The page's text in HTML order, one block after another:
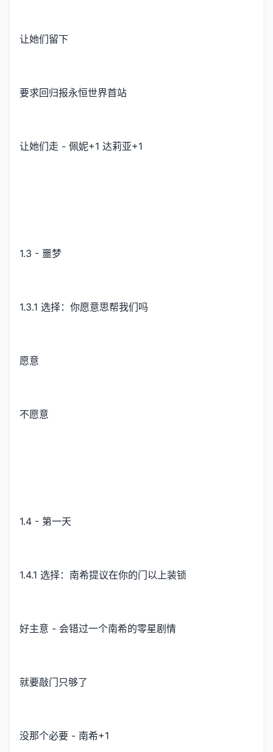
让她们留下
要求回归报永恒世界首站
让她们走 - 佩妮+1 达莉亚+1
1.3 - 噩梦
1.3.1 选择：你愿意思帮我们吗
愿意
不愿意
1.4 - 第一天
1.4.1 选择：南希提议在你的门以上装锁
好主意 - 会错过一个南希的零星剧情
就要敲门只够了
没那个必要 - 南希+1